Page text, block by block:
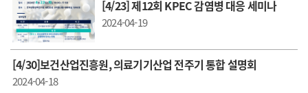
[4/23] 제12회 KPEC 감염병 대응 세미나
2024-04-19
[4/30]보건산업진흥원, 의료기기산업 전주기 통합 설명회
2024-04-18